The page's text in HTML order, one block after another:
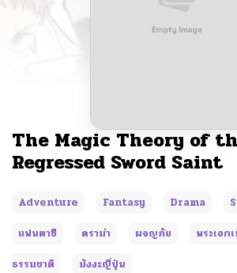
The Magic Theory of
Regressed Sword Saint
Adventure Fantasy Drama
แฟนตาซี
ดราม่า ผจญภัย พระเอก
ธรรมชาติ
มังงะญี่ปุ่น